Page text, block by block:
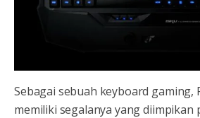
Sebagai sebuah keyboard gaming,
memiliki segalanya yang diimpikan